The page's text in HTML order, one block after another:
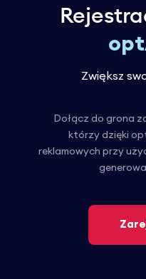
Zwiększ
Dołącz do grona
którzy dzięki
reklamowych przy